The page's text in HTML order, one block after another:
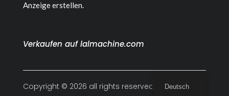
Anzeige erstellen.
Verkaufen auf lalmachine.com
Copyright © 2026 all rights reserved Deutsch